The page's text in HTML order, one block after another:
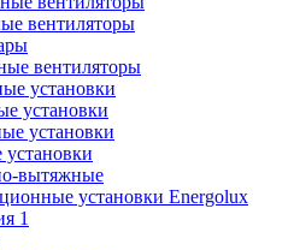
вентиляторы
вентиляторы
установки
установки
установки
вытяжные
установки Energolux
1